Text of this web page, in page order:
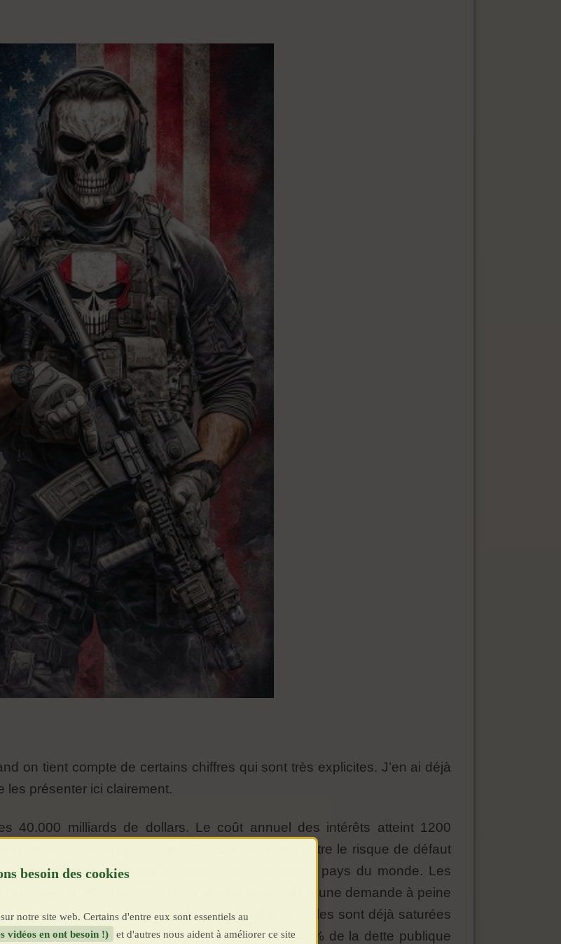
on tient compte de certains chiffres qui sont très explicites. J’en ai déjà
les présenter ici clairement.
40.000 milliards de dollars. Le coût annuel des intérêts atteint 1200
à dix ans dépassent 4,5%. L’assurance contre le risque de défaut
celles concernant les dettes des principaux pays du monde. Les
tombés à 25% du total et les adjudications voient une demande à peine
banques américaines fondamentale, alors qu’elles sont déjà saturées
la dette publique américaine représente 40% de la dette publique
notre site web. Certains d'entre eux sont essentiels au
vidéos en ont besoin !)
et d'autres nous aident à améliorer ce site